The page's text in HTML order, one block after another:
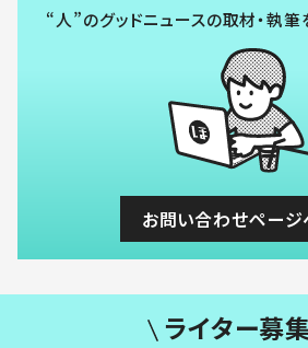
“人”のグッドニュースの取材・執筆
お問い合わせページ
ライター募集